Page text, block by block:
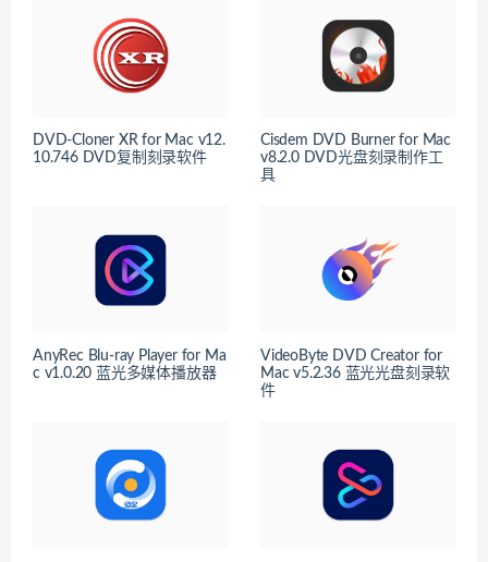
DVD-Cloner XR for Mac v12.
10.746 DVD复制刻录软件
Cisdem DVD Burner for Mac
v8.2.0 DVD光盘刻录制作工
具
AnyRec Blu-ray Player for Ma
c v1.0.20 蓝光多媒体播放器
VideoByte DVD Creator for
Mac v5.2.36 蓝光光盘刻录软
件